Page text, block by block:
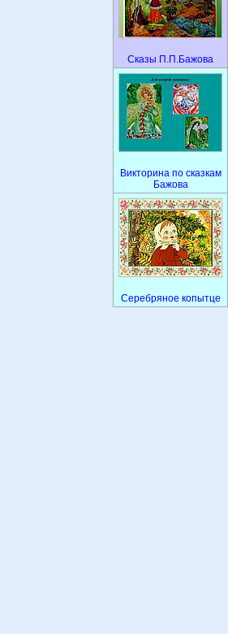
Сказы П.П.Бажова
Викторина по сказкам
Бажова
Серебряное копытце